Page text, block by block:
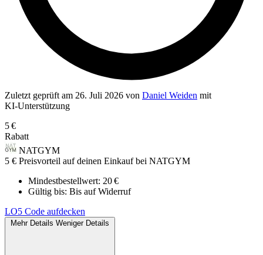
Zuletzt geprüft am 26. Juli 2026 von Daniel Weiden mit
KI‑Unterstützung
5 €
Rabatt
NATGYM
5 € Preisvorteil auf deinen Einkauf bei NATGYM
Mindestbestellwert: 20 €
Gültig bis: Bis auf Widerruf
LO5 Code aufdecken
Mehr Details Weniger Details